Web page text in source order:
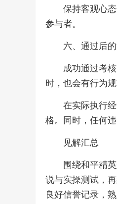
保持客观心
参与者。
六、通过后
成功通过考
时，也会有行为
在实际执行
格。同时，任何
见解汇总
围绕和平精
说与实操测试，
良好信誉记录，